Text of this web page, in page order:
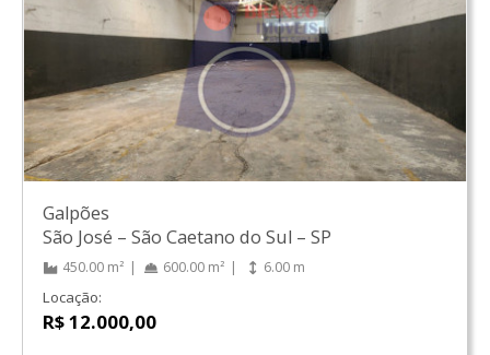
Galpões
São José – São Caetano do Sul – SP
450.00 m² 600.00 m² 6.00 m
Locação:
R$ 12.000,00